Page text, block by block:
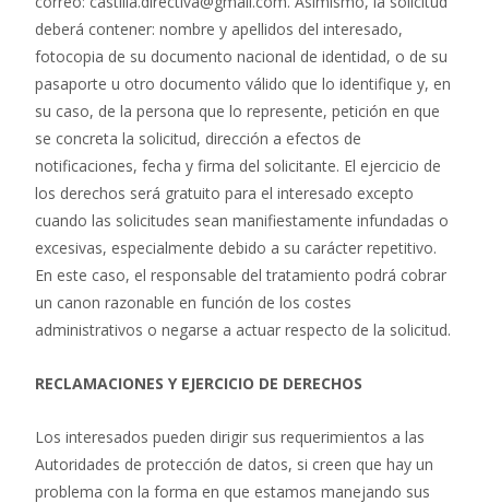
deberá contener: nombre y apellidos del interesado,
fotocopia de su documento nacional de identidad, o de su
pasaporte u otro documento válido que lo identifique y, en
su caso, de la persona que lo represente, petición en que
se concreta la solicitud, dirección a efectos de
notificaciones, fecha y firma del solicitante. El ejercicio de
los derechos será gratuito para el interesado excepto
cuando las solicitudes sean manifiestamente infundadas o
excesivas, especialmente debido a su carácter repetitivo.
En este caso, el responsable del tratamiento podrá cobrar
un canon razonable en función de los costes
administrativos o negarse a actuar respecto de la solicitud.
RECLAMACIONES Y EJERCICIO DE DERECHOS
Los interesados pueden dirigir sus requerimientos a las
Autoridades de protección de datos, si creen que hay un
problema con la forma en que estamos manejando sus